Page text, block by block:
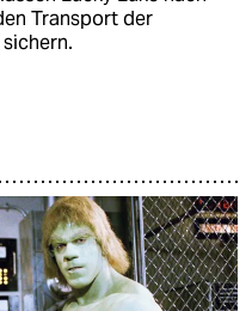
Transport der